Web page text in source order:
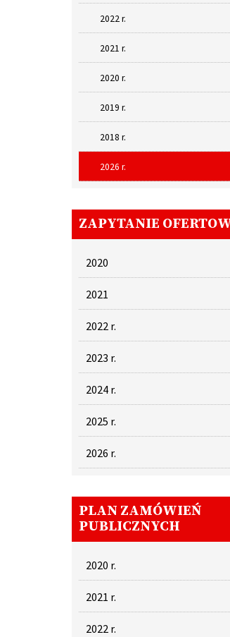
2022 r.
2021 r.
2020 r.
2019 r.
2018 r.
2026 r.
ZAPYTANIE
2020
2021
2022 r.
2023 r.
2024 r.
2025 r.
2026 r.
PLAN ZAMÓWIEŃ
PUBLICZNYCH
2020 r.
2021 r.
2022 r.